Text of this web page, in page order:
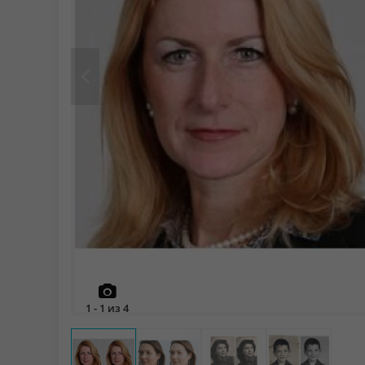
1 - 1 из 4